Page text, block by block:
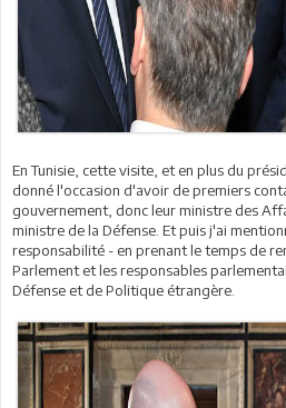
En Tunisie, cette visite, et en plus du
donné l'occasion d'avoir de premiers
gouvernement, donc leur ministre des
ministre de la Défense. Et puis j'ai
responsabilité - en prenant le temps de
Parlement et les responsables
Défense et de Politique étrangère.